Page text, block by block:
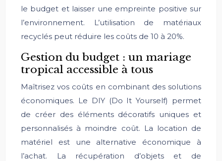
le budget et laisser une empreinte positive sur
l’environnement. L’utilisation de matériaux
recyclés peut réduire les coûts de 10 à 20%.
Gestion du budget : un mariage
tropical accessible à tous
Maîtrisez vos coûts en combinant des solutions
économiques. Le DIY (Do It Yourself) permet
de créer des éléments décoratifs uniques et
personnalisés à moindre coût. La location de
matériel est une alternative économique à
l’achat. La récupération d’objets et de